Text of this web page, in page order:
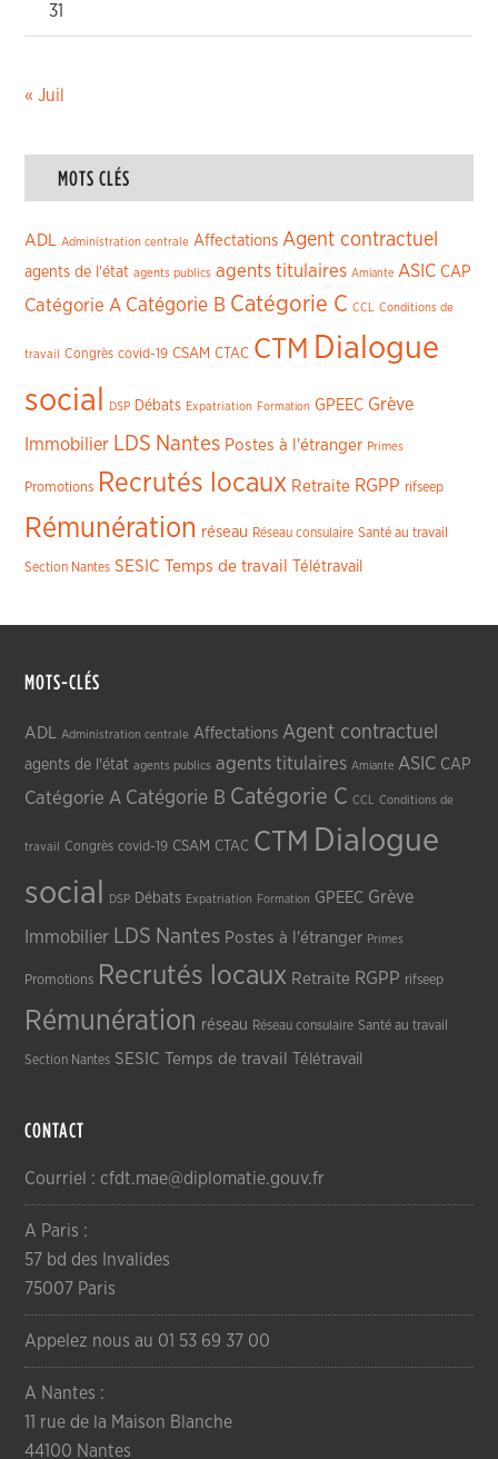
31
« Juil
MOTS CLÉS
ADL Administration centrale Affectations Agent contractuel
agents de l'état agents publics agents titulaires Amiante ASIC CAP
Catégorie A Catégorie B Catégorie C CCL Conditions de
travail Congrès covid-19 CSAM CTAC CTM Dialogue
social
DSP Débats Expatriation Formation GPEEC Grève
Immobilier LDS Nantes Postes à l'étranger Primes
Promotions Recrutés locaux Retraite RGPP rifseep
Rémunération réseau Réseau consulaire Santé au travail
Section Nantes SESIC Temps de travail Télétravail
MOTS-CLÉS
ADL Administration centrale Affectations Agent contractuel
agents de l'état agents publics agents titulaires Amiante ASIC CAP
Catégorie A Catégorie B Catégorie C CCL Conditions de
travail Congrès covid-19 CSAM CTAC CTM Dialogue
social
DSP Débats Expatriation Formation GPEEC Grève
Immobilier LDS Nantes Postes à l'étranger Primes
Promotions Recrutés locaux Retraite RGPP rifseep
Rémunération réseau Réseau consulaire Santé au travail
Section Nantes SESIC Temps de travail Télétravail
CONTACT
Courriel : cfdt.mae@diplomatie.gouv.fr
A Paris :
57 bd des Invalides
75007 Paris
Appelez nous au 01 53 69 37 00
A Nantes :
11 rue de la Maison Blanche
44100 Nantes